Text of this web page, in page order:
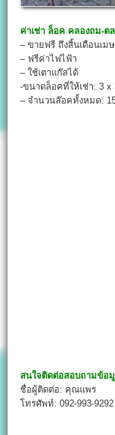
ค่าเช่า ล็อค คลองถม-ต
– ขายฟรี ถึงสิ้นเดือนเม
– ฟรีค่าไฟไฟ้า
– ใช้เตาแก๊สได้
-ขนาดล็อคที่ให้เช่า: 3 x
– จำนวนล๊อคทั้งหมด:
สนใจติดต่อสอบถามข้อ
ชื่อผู้ติดต่อ: คุณแพร
โทรศัพท์: 092-993-9292